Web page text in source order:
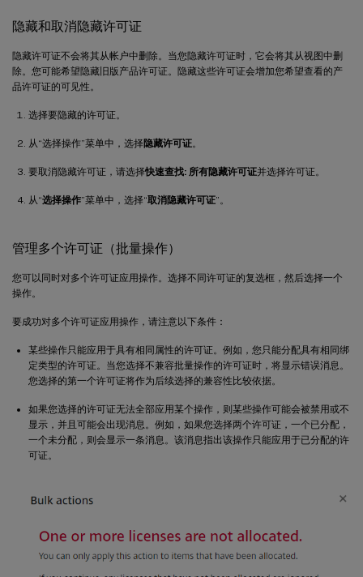
隐藏和取消隐藏许可证
隐藏许可证不会将其从帐户中删除。当您隐藏许可证时，它会将其从视图中删
除。您可能希望隐藏旧版产品许可证。隐藏这些许可证会增加您希望查看的产
品许可证的可见性。
选择要隐藏的许可证。
从“选择操作”菜单中，选择隐藏许可证。
要取消隐藏许可证，请选择快速查找: 所有隐藏许可证并选择许可证。
从“选择操作”菜单中，选择“取消隐藏许可证”。
管理多个许可证（批量操作）
您可以同时对多个许可证应用操作。选择不同许可证的复选框，然后选择一个
操作。
要成功对多个许可证应用操作，请注意以下条件：
某些操作只能应用于具有相同属性的许可证。例如，您只能分配具有相同绑
定类型的许可证。当您选择不兼容批量操作的许可证时，将显示错误消息。
您选择的第一个许可证将作为后续选择的兼容性比较依据。
如果您选择的许可证无法全部应用某个操作，则某些操作可能会被禁用或不
显示，并且可能会出现消息。例如，如果您选择两个许可证，一个已分配，
一个未分配，则会显示一条消息。该消息指出该操作只能应用于已分配的许
可证。